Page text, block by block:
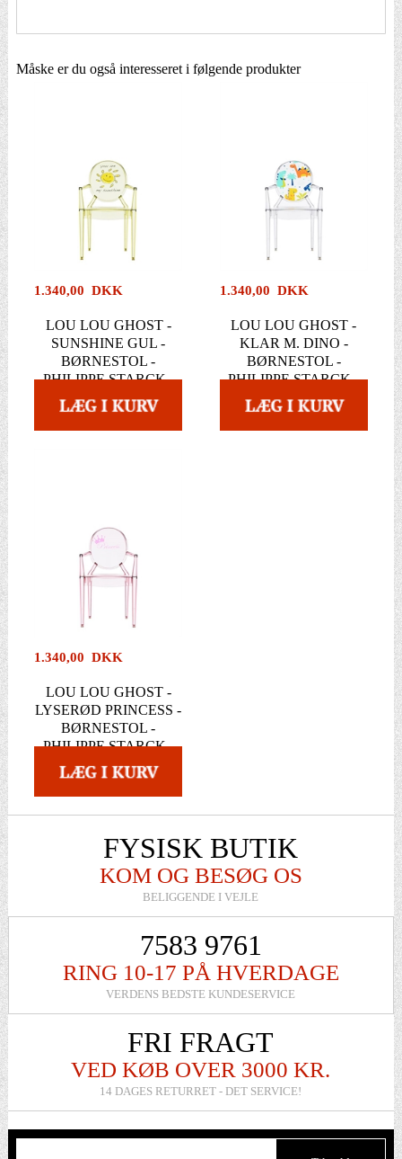
Måske er du også interesseret i følgende produkter
1.340,00 DKK
LOU LOU GHOST -
SUNSHINE GUL -
BØRNESTOL -
PHILIPPE STARCK -
KARTELL
1.340,00 DKK
LOU LOU GHOST -
KLAR M. DINO -
BØRNESTOL -
PHILIPPE STARCK -
KARTELL
1.340,00 DKK
LOU LOU GHOST -
LYSERØD PRINCESS -
BØRNESTOL -
PHILIPPE STARCK -
KARTELL
FYSISK BUTIK
KOM OG BESØG OS
BELIGGENDE I VEJLE
7583 9761
RING 10-17 PÅ HVERDAGE
VERDENS BEDSTE KUNDESERVICE
FRI FRAGT
VED KØB OVER 3000 KR.
14 DAGES RETURRET - DET SERVICE!